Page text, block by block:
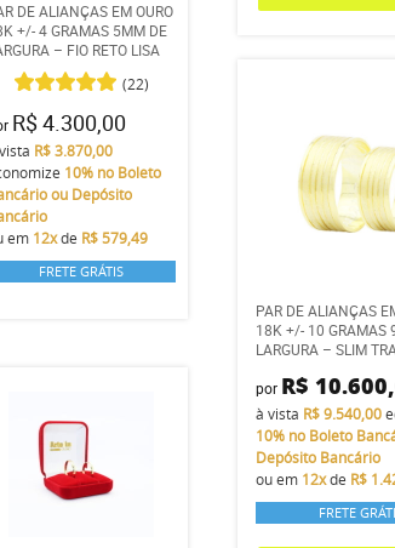
DE ALIANÇAS EM OURO
+/- 4 GRAMAS 5MM DE
– FIO RETO LISA
(22)
R$ 4.300,00
R$ 3.870,00
10% no Boleto
ou Depósito
em 12xde R$ 579,49
FRETE GRÁTIS
PAR DE ALIANÇAS
18K +/- 10 GRAMAS
LARGURA – SLIM
por R$
à vista R$ 9.540,00
10% no Boleto
Depósito Bancário
ou em 12xde R$
FRETE